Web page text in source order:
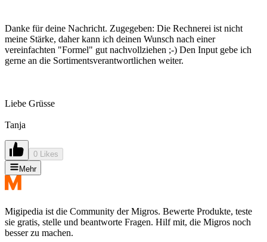
Danke für deine Nachricht. Zugegeben: Die Rechnerei ist nicht
meine Stärke, daher kann ich deinen Wunsch nach einer
vereinfachten "Formel" gut nachvollziehen ;-) Den Input gebe ich
gerne an die Sortimentsverantwortlichen weiter.
Liebe Grüsse
Tanja
0 Likes
Mehr
Migipedia ist die Community der Migros. Bewerte Produkte, teste
sie gratis, stelle und beantworte Fragen. Hilf mit, die Migros noch
besser zu machen.